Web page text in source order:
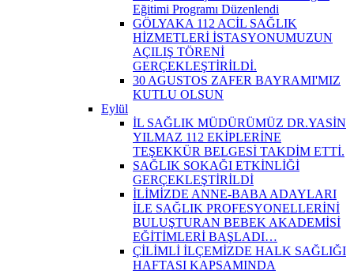
Eğitimi Programı Düzenlendi
GÖLYAKA 112 ACİL SAĞLIK
HİZMETLERİ İSTASYONUMUZUN
AÇILIŞ TÖRENİ
GERÇEKLEŞTİRİLDİ.
30 AGUSTOS ZAFER BAYRAMI'MIZ
KUTLU OLSUN
Eylül
İL SAĞLIK MÜDÜRÜMÜZ DR.YASİN
YILMAZ 112 EKİPLERİNE
TEŞEKKÜR BELGESİ TAKDİM ETTİ.
SAĞLIK SOKAĞI ETKİNLİĞİ
GERÇEKLEŞTİRİLDİ
İLİMİZDE ANNE-BABA ADAYLARI
İLE SAĞLIK PROFESYONELLERİNİ
BULUŞTURAN BEBEK AKADEMİSİ
EĞİTİMLERİ BAŞLADI…
ÇİLİMLİ İLÇEMİZDE HALK SAĞLIĞI
HAFTASI KAPSAMINDA